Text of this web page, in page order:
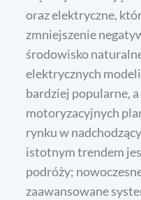
oraz elektryczne,
zmniejszenie
środowisko
elektrycznych
bardziej popularne,
motoryzacyjnych
rynku w
istotnym trendem
podróży;
zaawansowane